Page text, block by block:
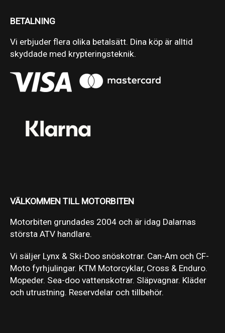
BETALNING
Vi erbjuder flera olika betalsätt. Dina köp är alltid
skyddade med krypteringsteknik.
VÄLKOMMEN TILL MOTORBITEN
Motorbiten grundades 2004 och är idag Dalarnas
största ATV handlare.
Vi säljer Lynx & Ski-Doo snöskotrar. Can-Am och CF-
Moto fyrhjulingar. KTM Motorcyklar, Cross & Enduro.
Mopeder. Sea-doo vattenskotrar. Släpvagnar. Kläder
och utrustning. Reservdelar och tillbehör.